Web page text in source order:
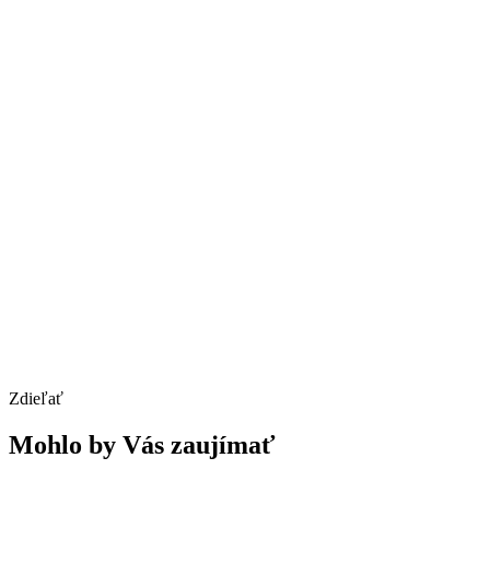
Zdieľať
Mohlo by Vás zaujímať